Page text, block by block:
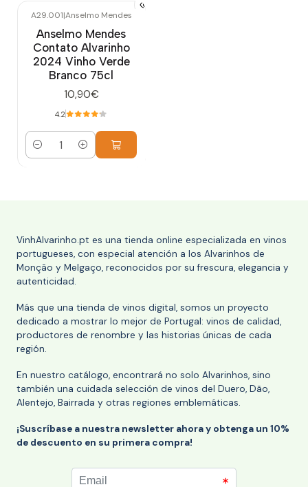
A29.001|Anselmo Mendes
Anselmo Mendes
Contato Alvarinho
2024 Vinho Verde
Branco 75cl
10,90€
4.2
Cantidad
VinhAlvarinho.pt es una tienda online especializada en vinos
portugueses, con especial atención a los Alvarinhos de
Monção y Melgaço, reconocidos por su frescura, elegancia y
autenticidad.
Más que una tienda de vinos digital, somos un proyecto
dedicado a mostrar lo mejor de Portugal: vinos de calidad,
productores de renombre y las historias únicas de cada
región.
En nuestro catálogo, encontrará no solo Alvarinhos, sino
también una cuidada selección de vinos del Duero, Dão,
Alentejo, Bairrada y otras regiones emblemáticas.
¡Suscríbase a nuestra newsletter ahora y obtenga un 10%
de descuento en su primera compra!